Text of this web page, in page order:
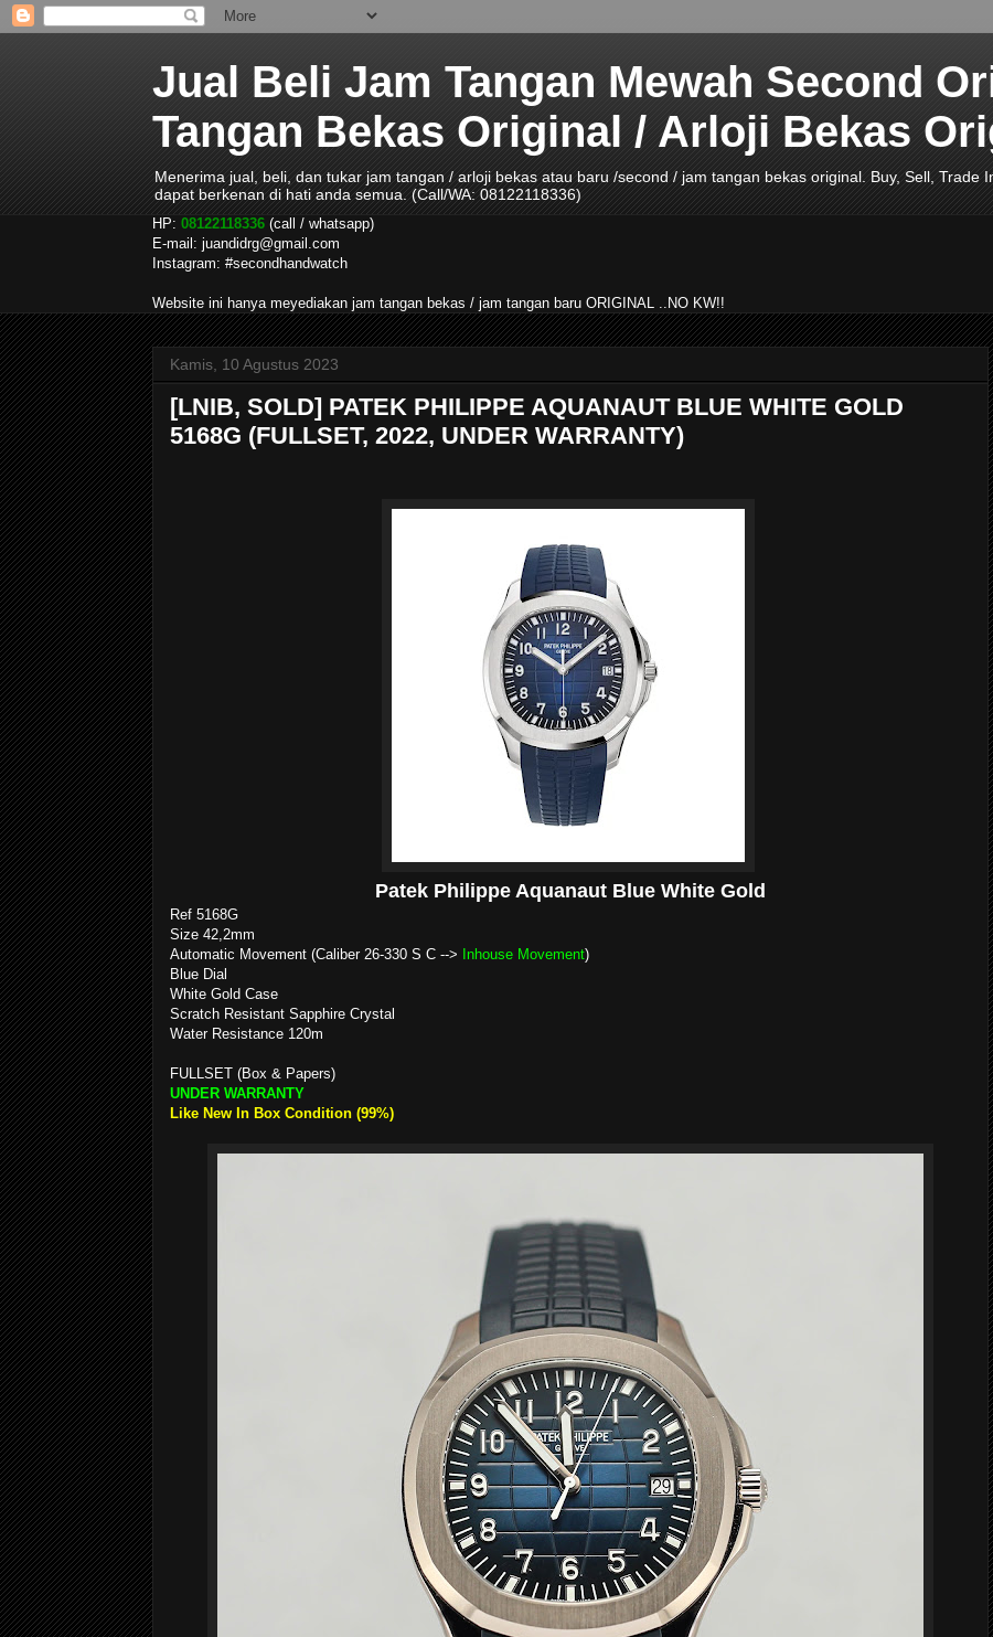
Jual Beli Jam Tangan Mewah Second
Tangan Bekas Original / Arloji Bekas
Menerima jual, beli, dan tukar jam tangan / arloji bekas atau baru /second / jam tangan bekas original. Buy, Sell, Trade
dapat berkenan di hati anda semua. (Call/WA: 08122118336)
HP: 08122118336 (call / whatsapp)
E-mail: juandidrg@gmail.com
Instagram: #secondhandwatch
Website ini hanya meyediakan jam tangan bekas / jam tangan baru ORIGINAL ..NO KW!!
Kamis, 10 Agustus 2023
[LNIB, SOLD] PATEK PHILIPPE AQUANAUT BLUE WHITE GOLD
5168G (FULLSET, 2022, UNDER WARRANTY)
Patek Philippe Aquanaut Blue White Gold
Ref 5168G
Size 42,2mm
Automatic Movement (Caliber 26‑330 S C --> Inhouse Movement)
Blue Dial
White Gold Case
Scratch Resistant Sapphire Crystal
Water Resistance 120m
FULLSET (Box & Papers)
UNDER WARRANTY
Like New In Box Condition (99%)